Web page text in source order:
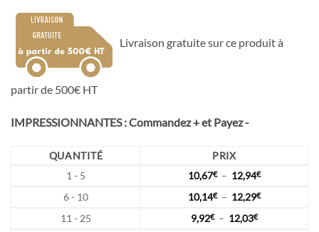
10,67€
Livraison gratuite sur ce produit à
partir de 500€ HT
IMPRESSIONNANTES : Commandez + et Payez -
QUANTITÉ
PRIX
1 - 5
10,67€ – 12,94€Plage
prix :
6 - 10 10,14€ – 12,29€Plage
11 - 25 9,92€ – 12,03€Plage